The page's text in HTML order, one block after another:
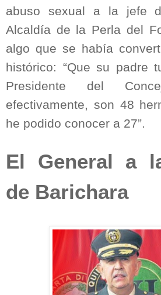
abuso sexual a la jefe
Alcaldía de la Perla del
algo que se había
histórico: “Que su padre
Presidente del
efectivamente, son 48
he podido conocer a 27”.
El General a
de Barichara